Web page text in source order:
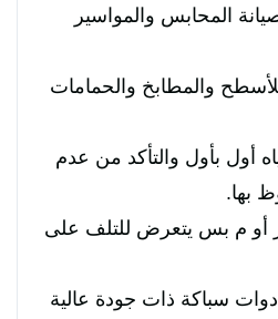
المحابس والمواسير
والمطابخ والحمامات
أول بأول والتأكد من عدم
بها.
أو م بس يتعرض للتلف على
سباكة ذات جودة عالية